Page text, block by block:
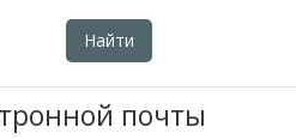
почты